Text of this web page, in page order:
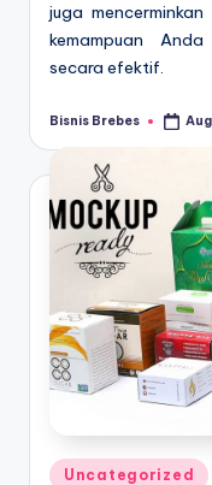
juga
kemampuan
secara efektif.
Posted
Bisnis Brebes
Posted
Uncategorized